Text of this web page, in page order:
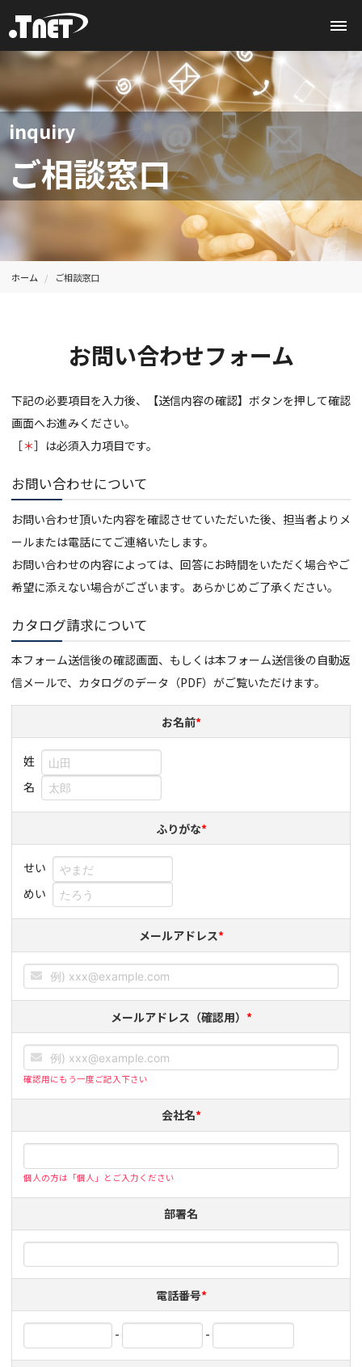
inquiry
ご相談窓口
ホーム ご相談窓口
お問い合わせフォーム
下記の必要項目を入力後、【送信内容の確認】ボタンを押して確認
画面へお進みください。
［＊］は必須入力項目です。
お問い合わせについて
お問い合わせ頂いた内容を確認させていただいた後、担当者よりメ
ールまたは電話にてご連絡いたします。
お問い合わせの内容によっては、回答にお時間をいただく場合やご
希望に添えない場合がございます。あらかじめご了承ください。
カタログ請求について
本フォーム送信後の確認画面、もしくは本フォーム送信後の自動返
信メールで、カタログのデータ（PDF）がご覧いただけます。
お名前*
姓
名
ふりがな*
せい
めい
メールアドレス*
メールアドレス（確認用） *
確認用にもう一度ご記入下さい
会社名*
個人の方は「個人」とご入力ください
部署名
電話番号*
- -